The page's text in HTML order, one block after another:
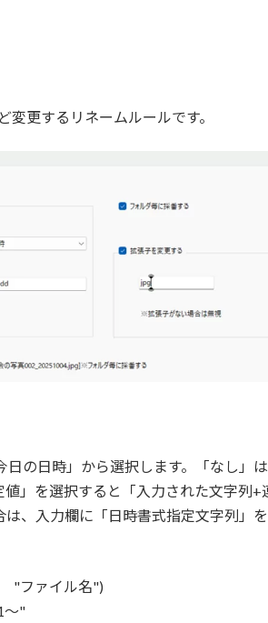
更するリネームルールです。
の日時」から選択します。「なし」
」を選択すると「入力された文字列+
、入力欄に「日時書式指定文字列」
"ファイル名")
～"